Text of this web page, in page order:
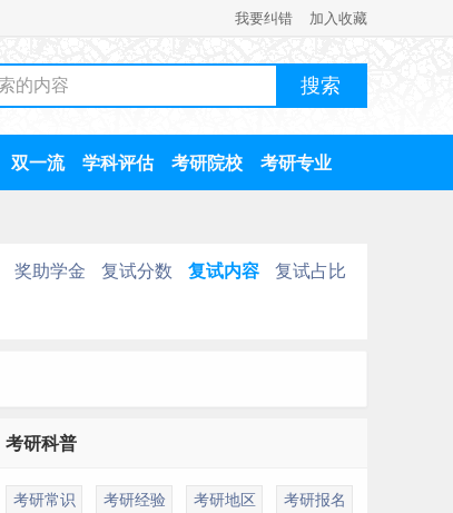
我要纠错 加入收藏
双一流 学科评估 考研院校 考研专业
奖助学金 复试分数 复试内容
复试占比
考研科普
考研常识 考研经验 考研地区 考研报名